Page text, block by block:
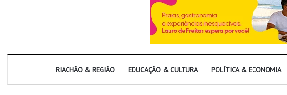
RIACHÃO & REGIÃO EDUCAÇÃO & CULTURA POLÍTICA & ECONOMIA